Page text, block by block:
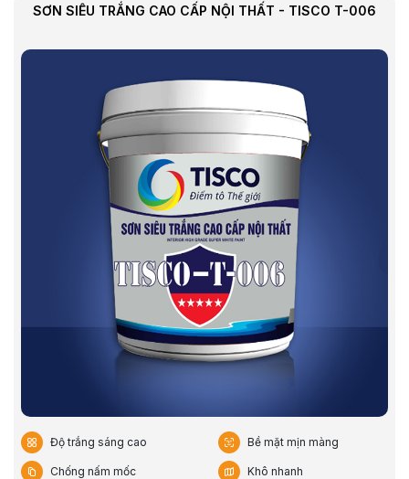
SƠN SIÊU TRẮNG CAO CẤP NỘI THẤT - TISCO T-006
Độ trắng sáng cao Bề mặt mịn màng
Chống nấm mốc Khô nhanh